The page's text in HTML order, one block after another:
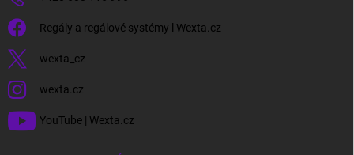
Regály a regálové systémy l Wexta.cz
wexta_cz
wexta.cz
YouTube | Wexta.cz